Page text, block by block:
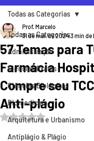
Todas as Categorias
Administração
Ciências Exatas
Ciências Biológicas
Biomedicina
Arquitetura e Urbanismo
Antiplágio & Plágio
Todas as Categorias
57 Temas para
Farmácia
Compre seu
Anti-plágio
Prof. Marcelo
31 de mai. de 20243 min de
Avaliado com NaN de 5